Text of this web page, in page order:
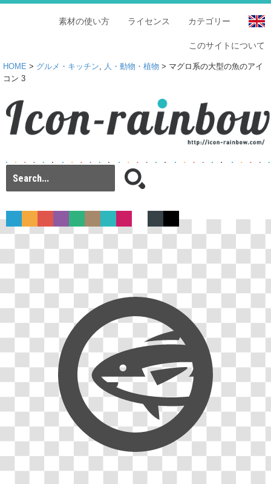
カテゴリー
ライセンス
素材の使い方
このサイトについて
HOME > グルメ・キッチン, 人・動物・植物 > マグロ系の大型の魚のアイ
コン 3